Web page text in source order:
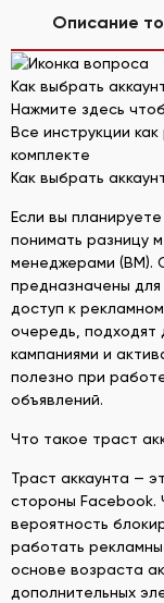
Описание
Как выбрать
Нажмите здесь
Все инструкции
комплекте
Как выбрать
Если вы
понимать разницу
менеджерами (BM).
предназначены
доступ к
очередь, подходят
кампаниями и
полезно при
объявлений.
Что такое траст
Траст аккаунта —
стороны
вероятность
работать
основе возраста
дополнительных